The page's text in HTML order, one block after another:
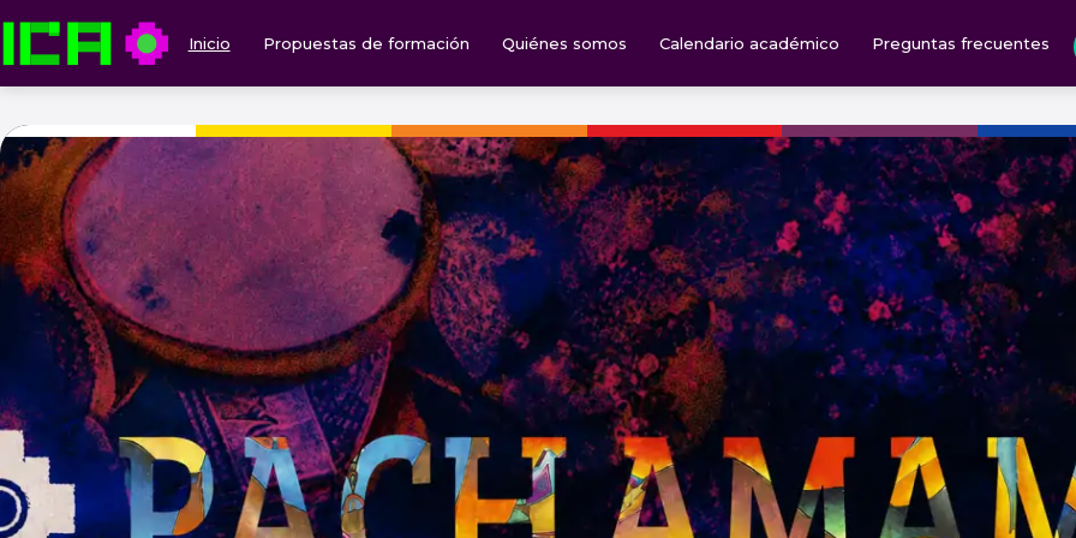
ICA — Instituto de Culturas Aborígenes
Inicio Propuestas de formación Quiénes somos Calendario académico Preguntas frecuentes